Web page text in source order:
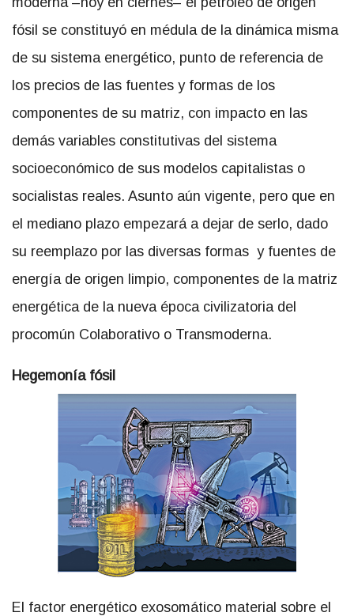
fósil se constituyó en médula de la dinámica misma
de su sistema energético, punto de referencia de
los precios de las fuentes y formas de los
componentes de su matriz, con impacto en las
demás variables constitutivas del sistema
socioeconómico de sus modelos capitalistas o
socialistas reales. Asunto aún vigente, pero que en
el mediano plazo empezará a dejar de serlo, dado
su reemplazo por las diversas formas y fuentes de
energía de origen limpio, componentes de la matriz
energética de la nueva época civilizatoria del
procomún Colaborativo o Transmoderna.
Hegemonía fósil
El factor energético exosomático material sobre el